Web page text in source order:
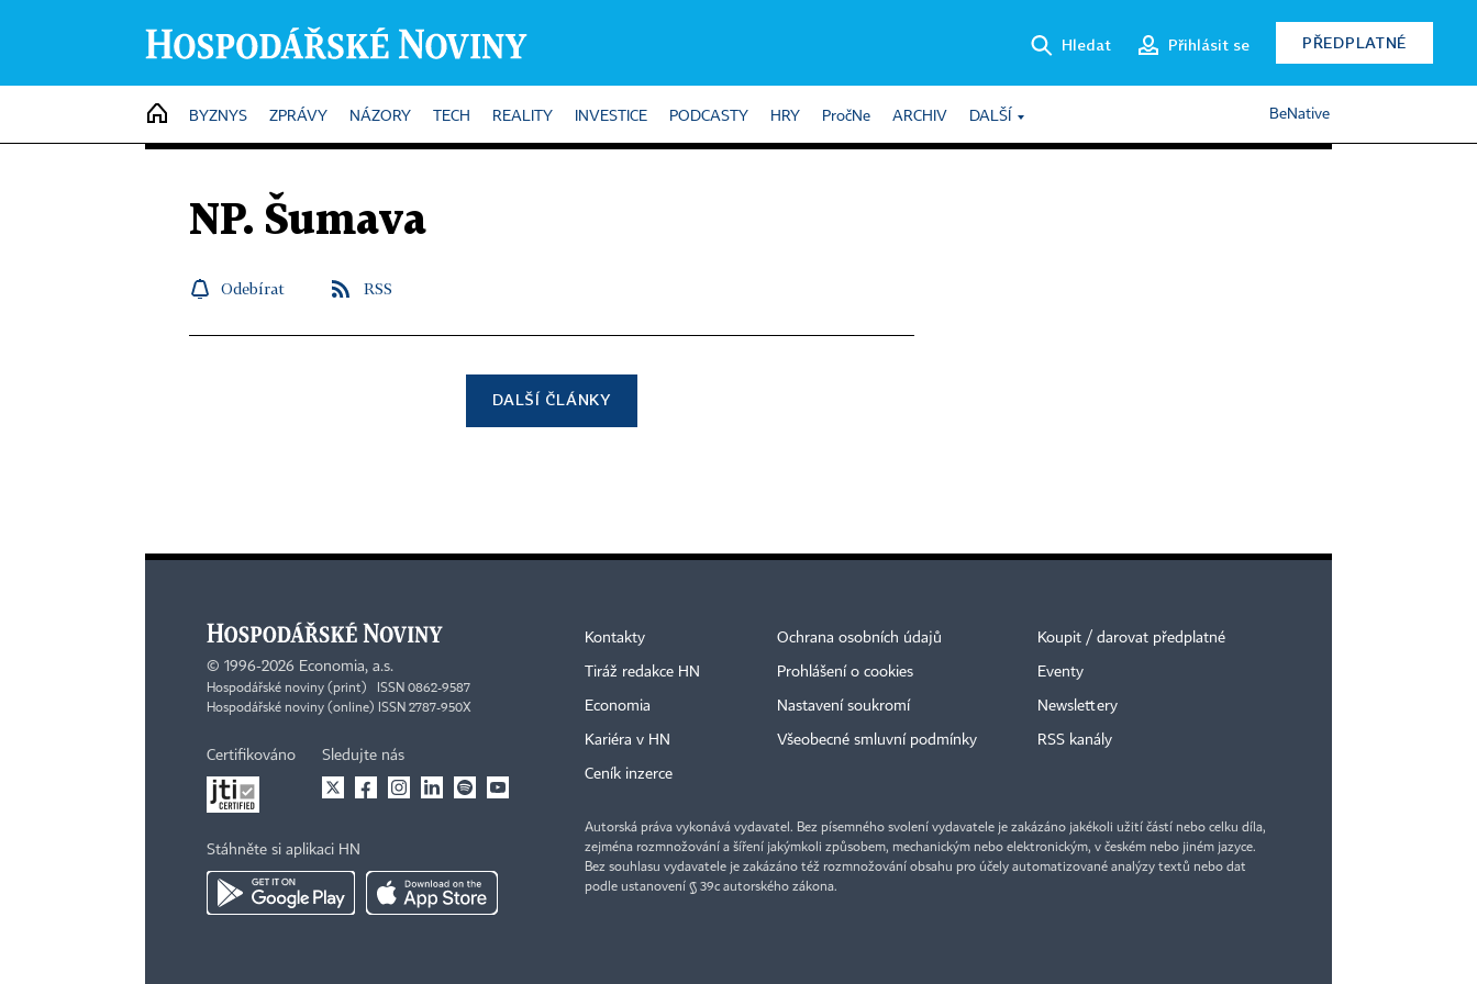
Hledat Přihlásit se PŘEDPLATNÉ
HOME
BYZNYS ZPRÁVY NÁZORY TECH REALITY INVESTICE PODCASTY HRY PročNe ARCHIV DALŠÍ BeNative
NP. Šumava
Odebírat RSS
DALŠÍ ČLÁNKY
© 1996-2026 Economia, a.s.
Hospodářské noviny (print) ISSN 0862-9587
Hospodářské noviny (online) ISSN 2787-950X
Certifikováno Sledujte nás
Stáhněte si aplikaci HN
Kontakty
Tiráž redakce HN
Economia
Kariéra v HN
Ceník inzerce
Ochrana osobních údajů
Prohlášení o cookies
Nastavení soukromí
Všeobecné smluvní podmínky
Koupit / darovat předplatné
Eventy
Newslettery
RSS kanály
Autorská práva vykonává vydavatel. Bez písemného svolení vydavatele je zakázáno jakékoli užití částí nebo celku díla,
zejména rozmnožování a šíření jakýmkoli způsobem, mechanickým nebo elektronickým, v českém nebo jiném jazyce.
Bez souhlasu vydavatele je zakázáno též rozmnožování obsahu pro účely automatizované analýzy textů nebo dat
podle ustanovení § 39c autorského zákona.